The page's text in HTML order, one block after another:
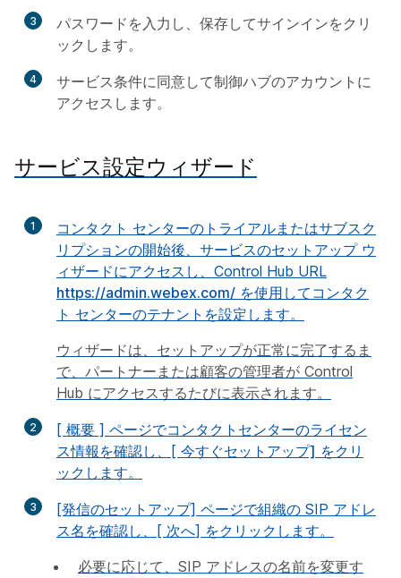
3 パスワードを入力し、 保存してサインインをクリ
ックします。
4
サービス条件に同意して制御ハブのアカウントに
アクセスします。
サービス設定ウィザード
1
コンタクト センターのトライアルまたはサブスク
リプションの開始後、サービスのセットアップ ウ
ィザードにアクセスし、Control Hub URL
https://admin.webex.com/ を使用してコンタク
ト センターのテナントを設定します。
ウィザードは、セットアップが正常に完了するま
で、パートナーまたは顧客の管理者が Control
Hub にアクセスするたびに表示されます。
2 [ 概要 ] ページでコンタクトセンターのライセン
ス情報を確認し、[ 今すぐセットアップ] をクリ
ックします。
3 [発信のセットアップ] ページで組織の SIP アドレ
ス名を確認し、[ 次へ] をクリックします。
必要に応じて、SIP アドレスの名前を変更す